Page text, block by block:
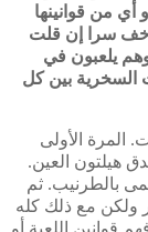
أي من قوانينها
سرا إن قلت
يلعبون في
السخرية بين كل
المرة الأولى
في فندق هيلتون العين.
بالطرنيب. ثم
ولكن مع ذلك كله